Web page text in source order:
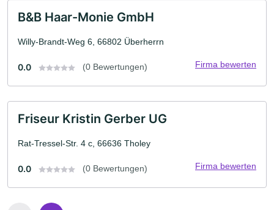
B&B Haar-Monie GmbH
Willy-Brandt-Weg 6, 66802 Überherrn
0.0 (0 Bewertungen) Firma bewerten
Friseur Kristin Gerber UG
Rat-Tressel-Str. 4 c, 66636 Tholey
0.0 (0 Bewertungen) Firma bewerten